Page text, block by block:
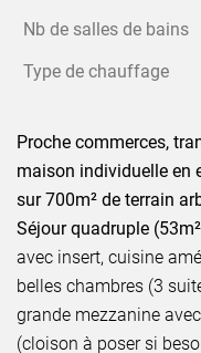
Nb de salles de bains
Type de chauffage
Proche commerces,
maison individuelle en
sur 700m² de terrain
Séjour quadruple
avec insert, cuisine
belles chambres (3
grande mezzanine
(cloison à poser si